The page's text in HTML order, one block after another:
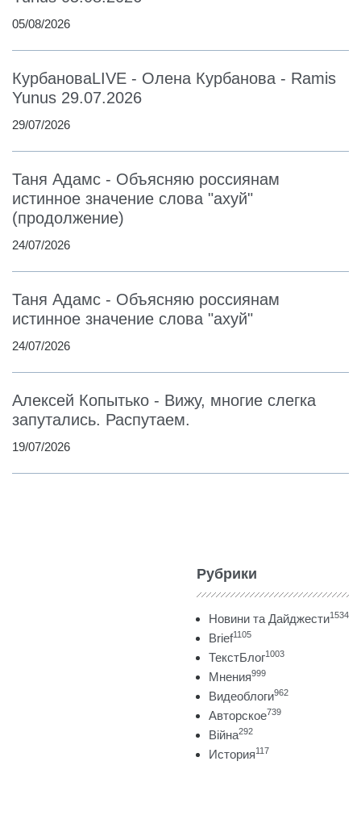
05/08/2026
КурбановаLIVE - Олена Курбанова - Ramis
Yunus 29.07.2026
29/07/2026
Таня Адамс - Объясняю россиянам
истинное значение слова "ахуй"
(продолжение)
24/07/2026
Таня Адамс - Объясняю россиянам
истинное значение слова "ахуй"
24/07/2026
Алексей Копытько - Вижу, многие слегка
запутались. Распутаем.
19/07/2026
Рубрики
Новини та Дайджести1534
Brief1105
ТекстБлог1003
Мнения999
Видеоблоги962
Авторское739
Війна292
История117